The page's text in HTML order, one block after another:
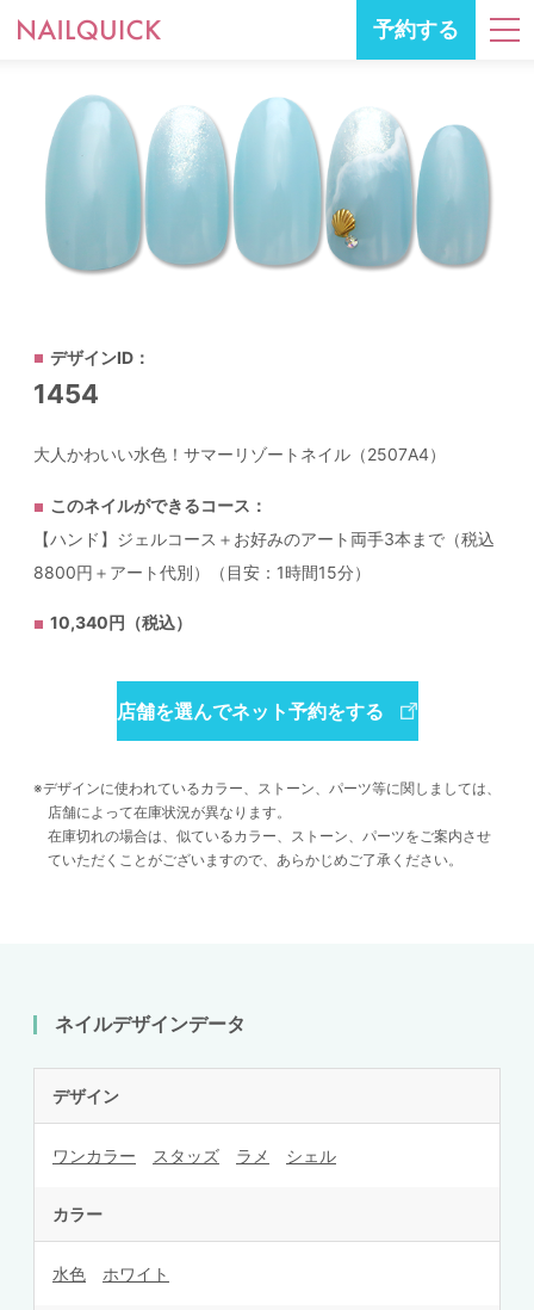
予約する
デザインID：
1454
大人かわいい水色！サマーリゾートネイル（2507A4）
このネイルができるコース：
【ハンド】ジェルコース＋お好みのアート両手3本まで（税込
8800円＋アート代別）（目安：1時間15分）
10,340円（税込）
店舗を選んでネット予約をする
デザインに使われているカラー、ストーン、パーツ等に関しましては、
店舗によって在庫状況が異なります。
在庫切れの場合は、似ているカラー、ストーン、パーツをご案内させ
ていただくことがございますので、あらかじめご了承ください。
ネイルデザインデータ
デザイン
ワンカラー スタッズ ラメ シェル
カラー
水色 ホワイト